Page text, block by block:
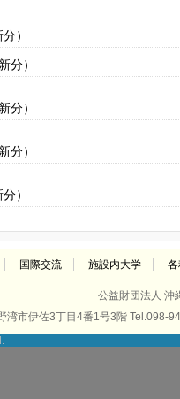
）
分）
分）
分）
）
国際交流 施設内大学
公益財団法人 沖
市伊佐3丁目4番1号3階 Tel.098-